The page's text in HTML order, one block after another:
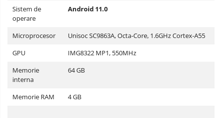
Sistem de
operare
Android 11.0
Microprocesor
Unisoc SC9863A, Octa-Core, 1.6GHz Cortex-A55
GPU
IMG8322 MP1, 550MHz
Memorie
interna
64 GB
Memorie RAM 4 GB